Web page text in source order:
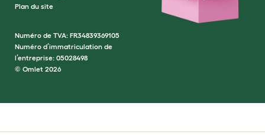
Plan du site
Numéro de TVA: FR34839369105
Numéro d’immatriculation de
l’entreprise: 05028498
© Omlet 2026